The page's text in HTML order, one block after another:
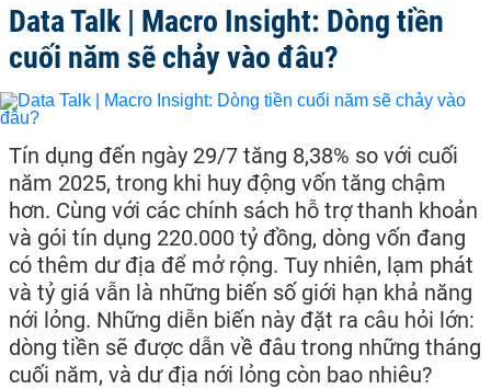
Data Talk | Macro Insight: Dòng tiền
cuối năm sẽ chảy vào đâu?
Tín dụng đến ngày 29/7 tăng 8,38% so với cuối
năm 2025, trong khi huy động vốn tăng chậm
hơn. Cùng với các chính sách hỗ trợ thanh khoản
và gói tín dụng 220.000 tỷ đồng, dòng vốn đang
có thêm dư địa để mở rộng. Tuy nhiên, lạm phát
và tỷ giá vẫn là những biến số giới hạn khả năng
nới lỏng. Những diễn biến này đặt ra câu hỏi lớn:
dòng tiền sẽ được dẫn về đâu trong những tháng
cuối năm, và dư địa nới lỏng còn bao nhiêu?